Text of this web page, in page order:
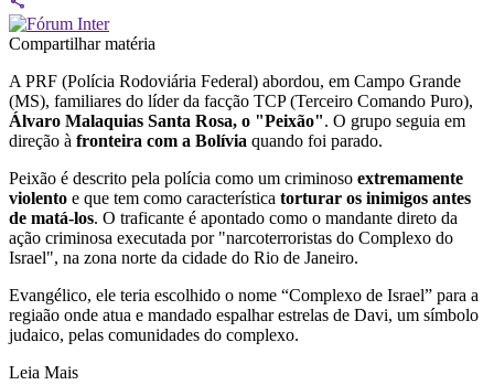
Compartilhar matéria
A PRF (Polícia Rodoviária Federal) abordou, em Campo Grande
(MS), familiares do líder da facção TCP (Terceiro Comando Puro),
Álvaro Malaquias Santa Rosa, o "Peixão". O grupo seguia em
direção à fronteira com a Bolívia quando foi parado.
Peixão é descrito pela polícia como um criminoso extremamente
violento e que tem como característica torturar os inimigos antes
de matá-los. O traficante é apontado como o mandante direto da
ação criminosa executada por "narcoterroristas do Complexo do
Israel", na zona norte da cidade do Rio de Janeiro.
Evangélico, ele teria escolhido o nome “Complexo de Israel” para a
regiaão onde atua e mandado espalhar estrelas de Davi, um símbolo
judaico, pelas comunidades do complexo.
Leia Mais